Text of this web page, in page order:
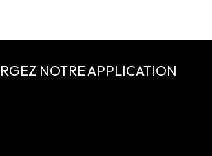
NOTRE APPLICATION